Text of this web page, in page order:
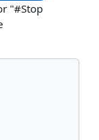
"#Stop